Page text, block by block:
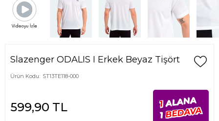
Slazenger ODALIS I Erkek Beyaz Tişört
Ürün Kodu: ST13TE118-000
599,90 TL 1 ALANA
1BEDAVA